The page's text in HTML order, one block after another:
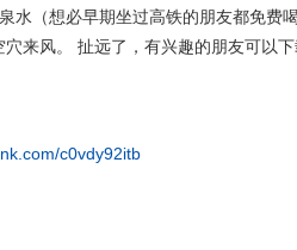
水（想必早期坐过高铁的朋友都免费
穴来风。 扯远了，有兴趣的朋友可以
c0vdy92itb